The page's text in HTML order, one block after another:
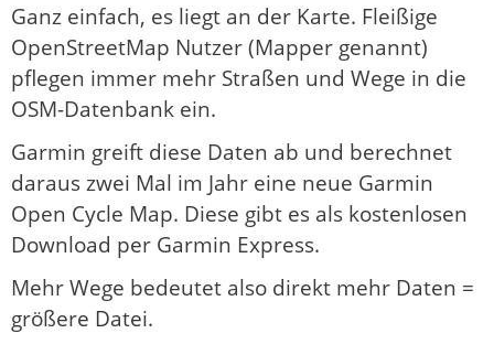
Ganz einfach, es liegt an der Karte. Fleißige
OpenStreetMap Nutzer (Mapper genannt)
pflegen immer mehr Straßen und Wege in die
OSM-Datenbank ein.
Garmin greift diese Daten ab und berechnet
daraus zwei Mal im Jahr eine neue Garmin
Open Cycle Map. Diese gibt es als kostenlosen
Download per Garmin Express.
Mehr Wege bedeutet also direkt mehr Daten =
größere Datei.